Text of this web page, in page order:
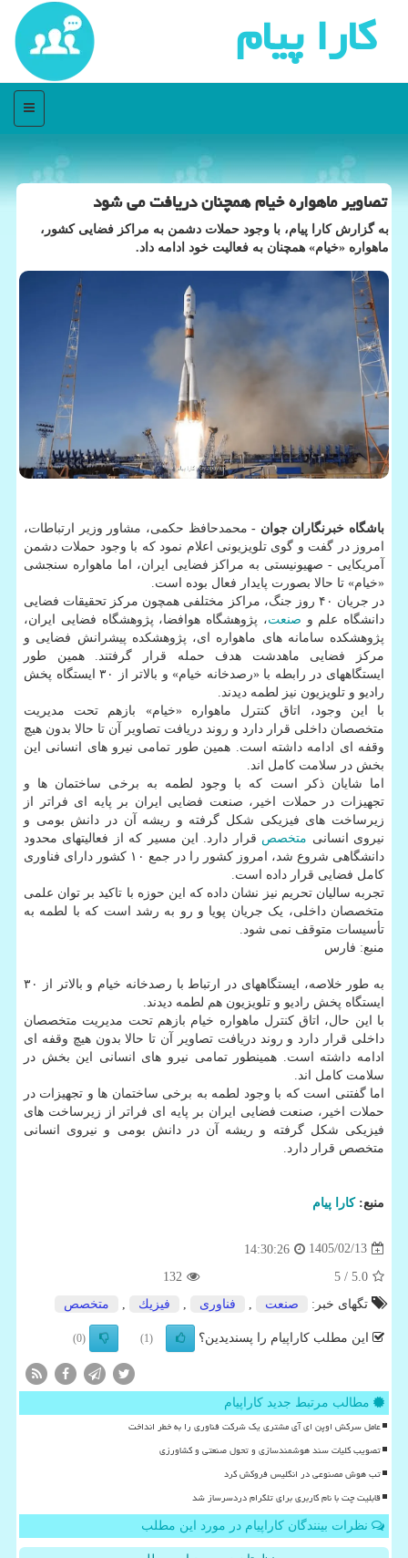
كارا پیام
منو
تصاویر ماهواره خیام همچنان دریافت می شود
به گزارش کارا پیام، با وجود حملات دشمن به مراکز فضایی کشور،
ماهواره «خیام» همچنان به فعالیت خود ادامه داد.
باشگاه خبرنگاران جوان - محمدحافظ حکمی، مشاور وزیر ارتباطات،
امروز در گفت و گوی تلویزیونی اعلام نمود که با وجود حملات دشمن
آمریکایی - صهیونیستی به مراکز فضایی ایران، اما ماهواره سنجشی
«خیام» تا حالا بصورت پایدار فعال بوده است.
در جریان ۴۰ روز جنگ، مراکز مختلفی همچون مرکز تحقیقات فضایی
دانشگاه علم و صنعت، پژوهشگاه هوافضا، پژوهشگاه فضایی ایران،
پژوهشکده سامانه های ماهواره ای، پژوهشکده پیشرانش فضایی و
مرکز فضایی ماهدشت هدف حمله قرار گرفتند. همین طور
ایستگاههای در رابطه با «رصدخانه خیام» و بالاتر از ۳۰ ایستگاه پخش
رادیو و تلویزیون نیز لطمه دیدند.
با این وجود، اتاق کنترل ماهواره «خیام» بازهم تحت مدیریت
متخصصان داخلی قرار دارد و روند دریافت تصاویر آن تا حالا بدون هیچ
وقفه ای ادامه داشته است. همین طور تمامی نیرو های انسانی این
بخش در سلامت کامل اند.
اما شایان ذکر است که با وجود لطمه به برخی ساختمان ها و
تجهیزات در حملات اخیر، صنعت فضایی ایران بر پایه ای فراتر از
زیرساخت های فیزیکی شکل گرفته و ریشه آن در دانش بومی و
نیروی انسانی متخصص قرار دارد. این مسیر که از فعالیتهای محدود
دانشگاهی شروع شد، امروز کشور را در جمع ۱۰ کشور دارای فناوری
کامل فضایی قرار داده است.
تجربه سالیان تحریم نیز نشان داده که این حوزه با تاکید بر توان علمی
متخصصان داخلی، یک جریان پویا و رو به رشد است که با لطمه به
تأسیسات متوقف نمی شود.
منبع: فارس
به طور خلاصه، ایستگاههای در ارتباط با رصدخانه خیام و بالاتر از ۳۰
ایستگاه پخش رادیو و تلویزیون هم لطمه دیدند.
با این حال، اتاق کنترل ماهواره خیام بازهم تحت مدیریت متخصصان
داخلی قرار دارد و روند دریافت تصاویر آن تا حالا بدون هیچ وقفه ای
ادامه داشته است. همینطور تمامی نیرو های انسانی این بخش در
سلامت کامل اند.
اما گفتنی است که با وجود لطمه به برخی ساختمان ها و تجهیزات در
حملات اخیر، صنعت فضایی ایران بر پایه ای فراتر از زیرساخت های
فیزیکی شکل گرفته و ریشه آن در دانش بومی و نیروی انسانی
متخصص قرار دارد.
منبع:كارا پیام
1405/02/13
14:30:26
5.0
/ 5
132
تگهای خبر:
صنعت , فناوری , فیزیك , متخصص
این مطلب کاراپیام را پسندیدین؟ (1)
(0)
مطالب مرتبط جدید کاراپیام
عامل سرکش اوپن ای آی مشتری یک شرکت فناوری را به خطر انداخت
تصویب کلیات سند هوشمندسازی و تحول صنعتی و کشاورزی
تب هوش مصنوعی در انگلیس فروکش کرد
قابلیت چت با نام کاربری برای تلگرام دردسرساز شد
نظرات بینندگان کاراپیام در مورد این مطلب